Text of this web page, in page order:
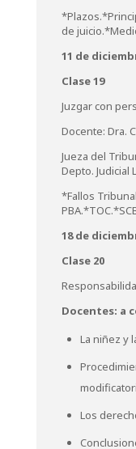
de
11 de
Clase 19
Juzgar con
Docente: Dra.
Jueza del
Depto. Judicial
*Fallos
18 de
Clase 20
Docentes: a
La niñez y
Los